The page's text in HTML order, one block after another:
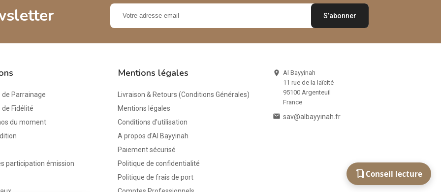
Parrainage
Fidélité
du moment
participation émission
Mentions légales
Livraison & Retours (Conditions Générales)
Mentions légales
Conditions d'utilisation
A propos d'Al Bayyinah
Paiement sécurisé
Politique de confidentialité
Politique de frais de port
 Al Bayyinah
11 rue de la laïcité
95100 Argenteuil
France
 sav@albayyinah.fr
Conseil lecture